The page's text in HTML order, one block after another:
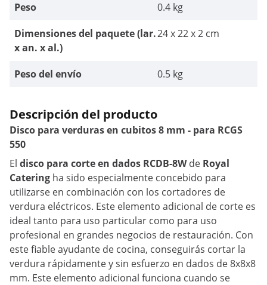
Peso
0.4 kg
Dimensiones del paquete (lar.
x an. x al.)
24 x 22 x 2 cm
Peso del envío 0.5 kg
Descripción del producto
Disco para verduras en cubitos 8 mm - para RCGS
550
El disco para corte en dados RCDB-8Wde Royal
Catering ha sido especialmente concebido para
utilizarse en combinación con los cortadores de
verdura eléctricos. Este elemento adicional de corte es
ideal tanto para uso particular como para uso
profesional en grandes negocios de restauración. Con
este fiable ayudante de cocina, conseguirás cortar la
verdura rápidamente y sin esfuerzo en dados de 8x8x8
mm. Este elemento adicional funciona cuando se